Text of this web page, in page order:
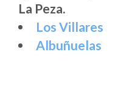
La Peza.
Los Villares
Albuñuelas